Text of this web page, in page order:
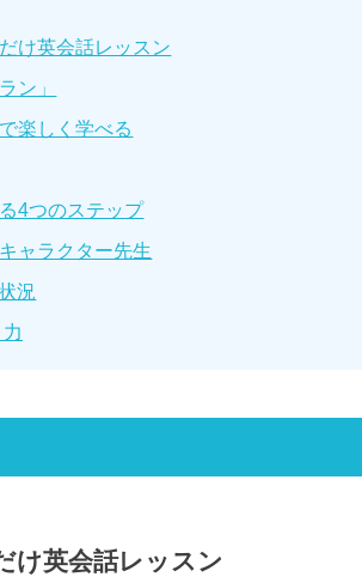
け英会話レッスン
ン」
楽しく学べる
4つのステップ
ャラクター先生
況
け英会話レッスン